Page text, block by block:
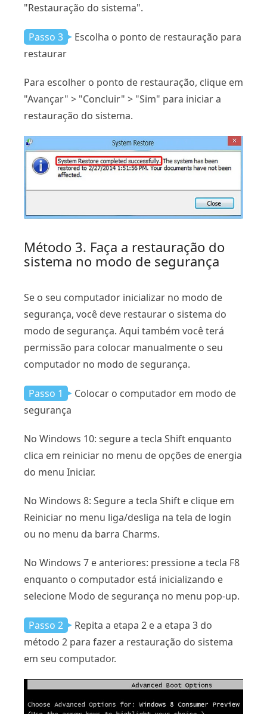
"Restauração do sistema".
Passo 3
Escolha o ponto de restauração para
restaurar
Para escolher o ponto de restauração, clique em
"Avançar" > "Concluir" > "Sim" para iniciar a
restauração do sistema.
Método 3. Faça a restauração do
sistema no modo de segurança
Se o seu computador inicializar no modo de
segurança, você deve restaurar o sistema do
modo de segurança. Aqui também você terá
permissão para colocar manualmente o seu
computador no modo de segurança.
Passo 1
Colocar o computador em modo de
segurança
No Windows 10: segure a tecla Shift enquanto
clica em reiniciar no menu de opções de energia
do menu Iniciar.
No Windows 8: Segure a tecla Shift e clique em
Reiniciar no menu liga/desliga na tela de login
ou no menu da barra Charms.
No Windows 7 e anteriores: pressione a tecla F8
enquanto o computador está inicializando e
selecione Modo de segurança no menu pop-up.
Passo 2
Repita a etapa 2 e a etapa 3 do
método 2 para fazer a restauração do sistema
em seu computador.